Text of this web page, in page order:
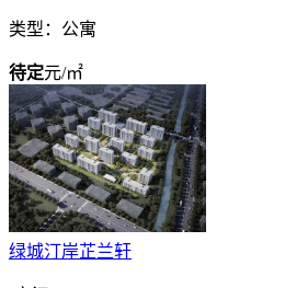
类型：公寓
待定元/㎡
绿城汀岸芷兰轩